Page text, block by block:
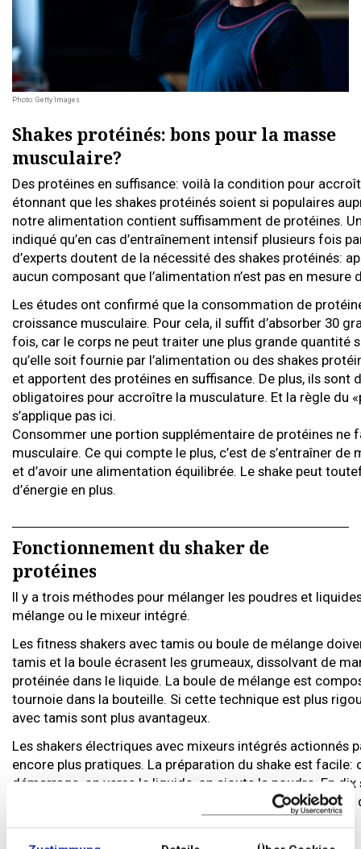
Photo: Getty Images
Shakes protéinés: bons pour la masse
musculaire?
Des protéines en suffisance: voilà la condition pour
étonnant que les shakes protéinés soient si populaires
notre alimentation contient suffisamment de protéines.
indiqué qu’en cas d’entraînement intensif plusieurs fois
d’experts doutent de la nécessité des shakes protéinés:
aucun composant que l’alimentation n’est pas en mesure
Les études ont confirmé que la consommation de
croissance musculaire. Pour cela, il suffit d’absorber 30
fois, car le corps ne peut traiter une plus grande quantité
qu’elle soit fournie par l’alimentation ou des shakes
et apportent des protéines en suffisance. De plus, ils sont
obligatoires pour accroître la musculature. Et la règle du
s’applique pas ici.
Consommer une portion supplémentaire de protéines ne
musculaire. Ce qui compte le plus, c’est de s’entraîner
et d’avoir une alimentation équilibrée. Le shake peut
d’énergie en plus.
Fonctionnement du shaker de
protéines
Il y a trois méthodes pour mélanger les poudres et
mélange ou le mixeur intégré.
Les fitness shakers avec tamis ou boule de mélange
tamis et la boule écrasent les grumeaux, dissolvant de
protéinée dans le liquide. La boule de mélange est
tournoie dans la bouteille. Si cette technique est plus
avec tamis sont plus avantageux.
Les shakers électriques avec mixeurs intégrés actionnés
encore plus pratiques. La préparation du shake est facile:
démarrage, on verse le liquide, on ajoute la poudre. En
Comme il est possible de détacher le shaker de